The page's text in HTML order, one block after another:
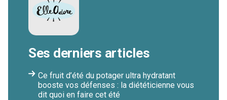
Ses derniers articles
Ce fruit d’été du potager ultra hydratant
booste vos défenses : la diététicienne vous
dit quoi en faire cet été